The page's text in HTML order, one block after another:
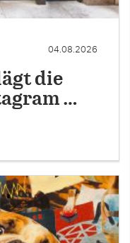
04.08.2026
die
…